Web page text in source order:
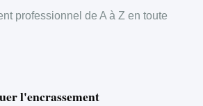
professionnel de A à Z en toute
l'encrassement